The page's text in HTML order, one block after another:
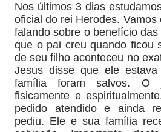
Nos últimos 3 dias
oficial do rei Herodes.
falando sobre o benefício
que o pai creu quando ficou
de seu filho aconteceu no
Jesus disse que ele
família foram salvos. O
fisicamente e
pedido atendido e ainda
pediu. Ele e sua família